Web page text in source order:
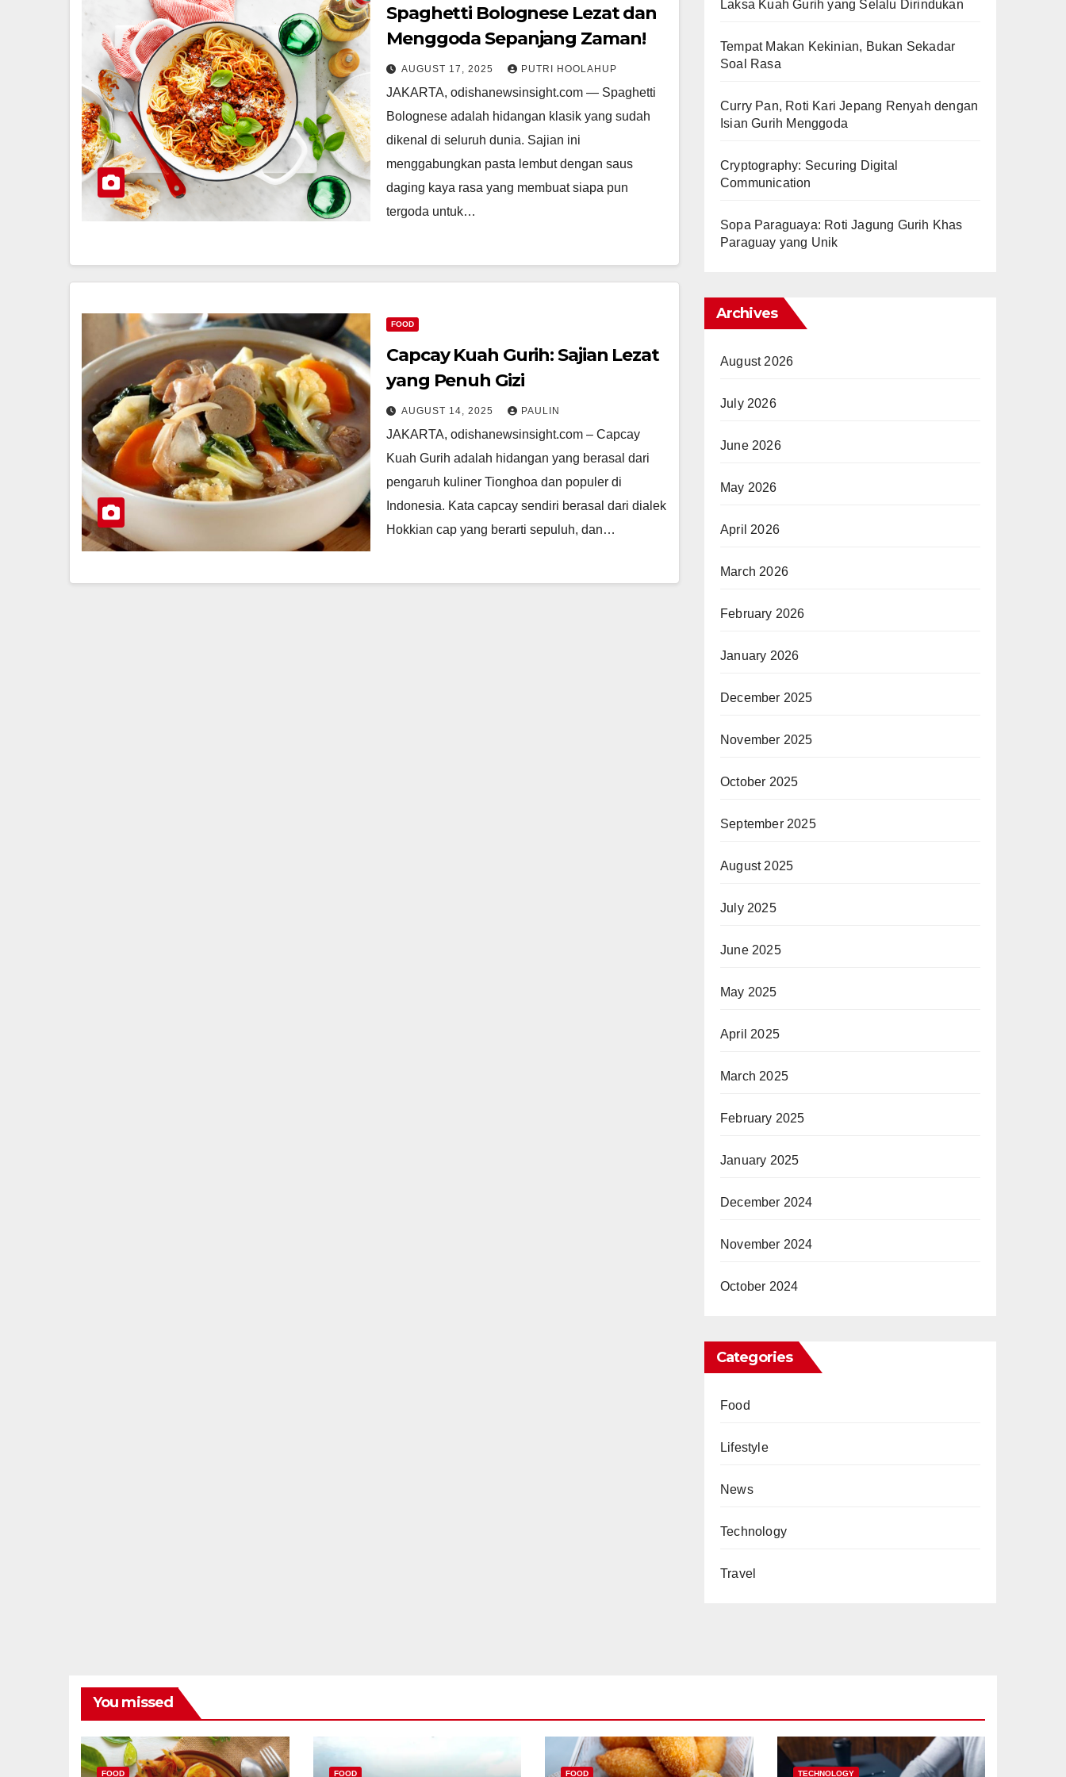
Spaghetti Bolognese Lezat dan
Menggoda Sepanjang Zaman!
AUGUST 17, 2025 PUTRI HOOLAHUP
JAKARTA, odishanewsinsight.com — Spaghetti
Bolognese adalah hidangan klasik yang sudah
dikenal di seluruh dunia. Sajian ini
menggabungkan pasta lembut dengan saus
daging kaya rasa yang membuat siapa pun
tergoda untuk…
FOOD
Capcay Kuah Gurih: Sajian Lezat
yang Penuh Gizi
AUGUST 14, 2025 PAULIN
JAKARTA, odishanewsinsight.com – Capcay
Kuah Gurih adalah hidangan yang berasal dari
pengaruh kuliner Tionghoa dan populer di
Indonesia. Kata capcay sendiri berasal dari dialek
Hokkian cap yang berarti sepuluh, dan…
Laksa Kuah Gurih yang Selalu Dirindukan
Tempat Makan Kekinian, Bukan Sekadar
Soal Rasa
Curry Pan, Roti Kari Jepang Renyah dengan
Isian Gurih Menggoda
Cryptography: Securing Digital
Communication
Sopa Paraguaya: Roti Jagung Gurih Khas
Paraguay yang Unik
Archives
August 2026
July 2026
June 2026
May 2026
April 2026
March 2026
February 2026
January 2026
December 2025
November 2025
October 2025
September 2025
August 2025
July 2025
June 2025
May 2025
April 2025
March 2025
February 2025
January 2025
December 2024
November 2024
October 2024
Categories
Food
Lifestyle
News
Technology
Travel
You missed
FOOD FOOD FOOD TECHNOLOGY